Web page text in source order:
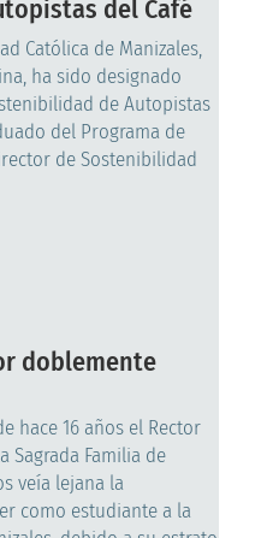
del Café
Católica de Manizales,
ha sido designado
de Autopistas
del Programa de
de Sostenibilidad
doblemente
hace 16 años el Rector
Sagrada Familia de
veía lejana la
como estudiante a la